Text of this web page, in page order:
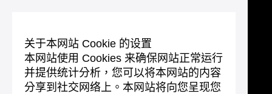
关于本网站 Cookie 的设置
本网站使用 Cookies 来确保网站正常运行
并提供统计分析，您可以将本网站的内容
分享到社交网络上。本网站将向您呈现您